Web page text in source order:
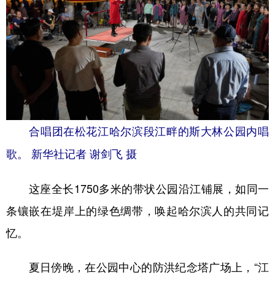
合唱团在松花江哈尔滨段江畔的斯大林公园内唱
歌。 新华社记者 谢剑飞 摄
这座全长1750多米的带状公园沿江铺展，如同一
条镶嵌在堤岸上的绿色绸带，唤起哈尔滨人的共同记
忆。
夏日傍晚，在公园中心的防洪纪念塔广场上，“江